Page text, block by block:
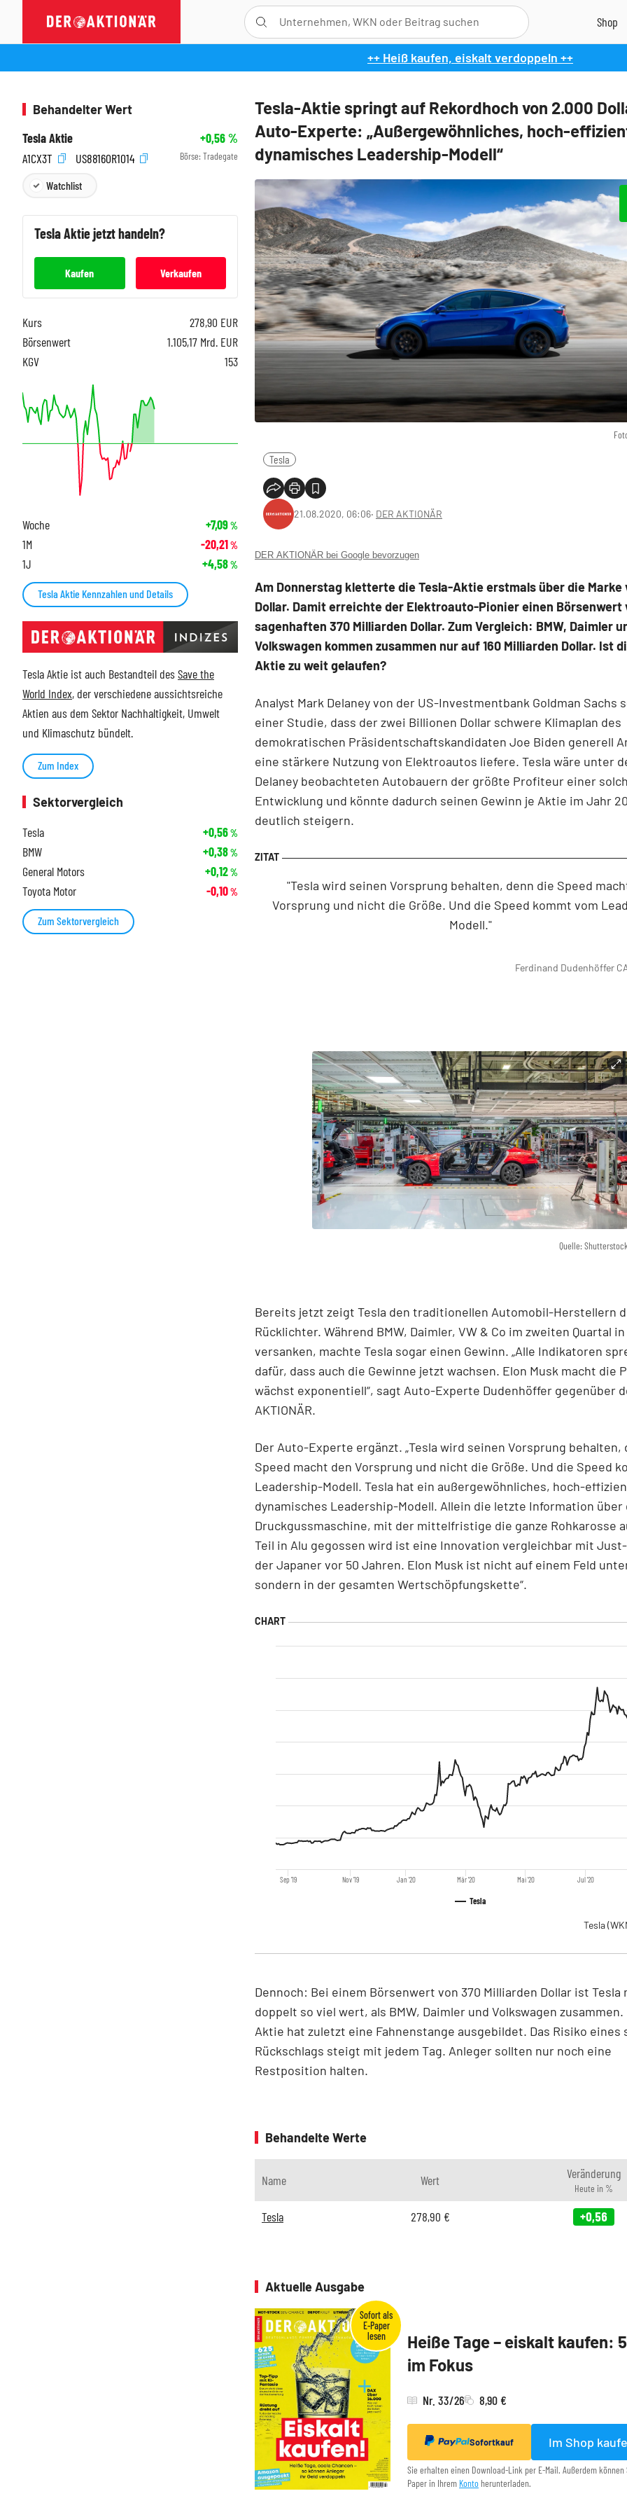
++ Heiß kaufen, eiskalt verdoppeln ++
Tesla-Aktie springt auf Rekordhoch von 2.000
Auto-Experte: „Außergewöhnliches, hoch-
dynamisches Leadership-Modell“
Tesla
21.08.2020, 06:06‧ DER AKTIONÄR
DER AKTIONÄR bei Google bevorzugen
Am Donnerstag kletterte die Tesla-Aktie erstmals über die Marke
Dollar. Damit erreichte der Elektroauto-Pionier einen Börsenwert
sagenhaften 370 Milliarden Dollar. Zum Vergleich: BMW, Daimler
Volkswagen kommen zusammen nur auf 160 Milliarden Dollar. Ist
Aktie zu weit gelaufen?
Analyst Mark Delaney von der US-Investmentbank Goldman Sachs
einer Studie, dass der zwei Billionen Dollar schwere Klimaplan des
demokratischen Präsidentschaftskandidaten Joe Biden generell
eine stärkere Nutzung von Elektroautos liefere. Tesla wäre unter
Delaney beobachteten Autobauern der größte Profiteur einer
Entwicklung und könnte dadurch seinen Gewinn je Aktie im Jahr
deutlich steigern.
"Tesla wird seinen Vorsprung behalten, denn die Speed
Vorsprung und nicht die Größe. Und die Speed kommt vom
Modell."
Ferdinand Dudenhöffer
Quelle: Shutterstock
Bereits jetzt zeigt Tesla den traditionellen Automobil-Herstellern
Rücklichter. Während BMW, Daimler, VW & Co im zweiten Quartal
versanken, machte Tesla sogar einen Gewinn. „Alle Indikatoren
dafür, dass auch die Gewinne jetzt wachsen. Elon Musk macht die
wächst exponentiell“, sagt Auto-Experte Dudenhöffer gegenüber
AKTIONÄR.
Der Auto-Experte ergänzt. „Tesla wird seinen Vorsprung behalten,
Speed macht den Vorsprung und nicht die Größe. Und die Speed
Leadership-Modell. Tesla hat ein außergewöhnliches, hoch-
dynamisches Leadership-Modell. Allein die letzte Information
Druckgussmaschine, mit der mittelfristige die ganze Rohkarosse
Teil in Alu gegossen wird ist eine Innovation vergleichbar mit
der Japaner vor 50 Jahren. Elon Musk ist nicht auf einem Feld
sondern in der gesamten Wertschöpfungskette“.
Tesla
Sep '19 Nov '19 Jan '20 Mär '20 Mai '20 Jul '20
Tesla
Dennoch: Bei einem Börsenwert von 370 Milliarden Dollar ist Tesla
doppelt so viel wert, als BMW, Daimler und Volkswagen zusammen.
Aktie hat zuletzt eine Fahnenstange ausgebildet. Das Risiko eines
Rückschlags steigt mit jedem Tag. Anleger sollten nur noch eine
Restposition halten.
Behandelte Werte
Name Wert Veränderung
Heute in %
Tesla 278,90 € +0,56
Aktuelle Ausgabe
Heiße Tage – eiskalt kaufen:
im Fokus
Nr. 33/26 8,90 €
Sofortkauf Im Shop
Sie erhalten einen Download-Link per E-Mail. Außerdem
Paper in Ihrem Konto herunterladen.
Behandelter Wert
Tesla Aktie
+0,56%
A1CX3T
US88160R1014 Börse: Tradegate
Watchlist
TeslaAktie jetzt handeln?
Kaufen Verkaufen
Kurs 278,90 EUR
Börsenwert
1.105,17 Mrd. EUR
KGV
153
Woche +7,09%
1M -20,21%
1J +4,58%
Tesla Aktie Kennzahlen und Details
Tesla Aktie ist auch Bestandteil desSave the
World Index, der verschiedene aussichtsreiche
Aktien aus dem Sektor Nachhaltigkeit, Umwelt
und Klimaschutz bündelt.
Zum Index
Sektorvergleich
Tesla
+0,56%
BMW +0,38%
General Motors +0,12%
Toyota Motor -0,10%
Zum Sektorvergleich